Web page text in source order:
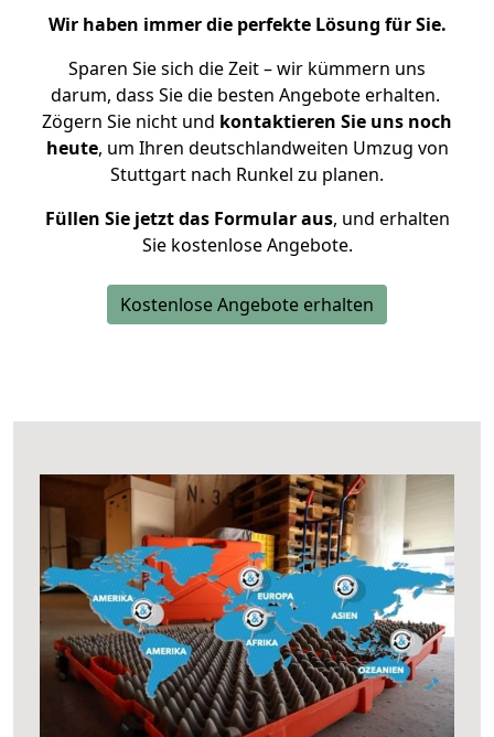
Wir haben immer die perfekte Lösung für Sie.
Sparen Sie sich die Zeit – wir kümmern uns
darum, dass Sie die besten Angebote erhalten.
Zögern Sie nicht und kontaktieren Sie uns noch
heute, um Ihren deutschlandweiten Umzug von
Stuttgart nach Runkel zu planen.
Füllen Sie jetzt das Formular aus, und erhalten
Sie kostenlose Angebote.
Kostenlose Angebote erhalten